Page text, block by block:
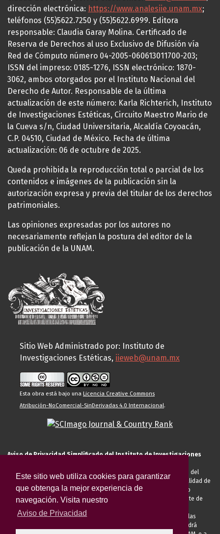
Este sitio web utiliza cookies para garantizar
que obtenga la mejor experiencia de
navegación. Visita nuestro
Aviso de Privacidad
dirección electrónica: https://www.analesiie.unam.mx;
teléfonos (55)5622.7250 y (55)5622.6999. Editora
responsable: Claudia Garay Molina. Certificado de
Reserva de Derechos al uso Exclusivo de Difusión vía
Red de Cómputo número 04-2005-060613011700-203;
ISSN del impreso: 0185-1276, ISSN electrónico: 1870-
3062, ambos otorgados por el Instituto Nacional del
Derecho de Autor. Responsable de la última
actualización de este número: Karla Richterich, Instituto
de Investigaciones Estéticas, Circuito Maestro Mario de
la Cueva s/n, Ciudad Universitaria, Alcaldía Coyoacán,
C.P. 04510, Ciudad de México. Fecha de última
actualización: 06 de octubre de 2025.
Queda prohibida la reproducción total o parcial de los
contenidos e imágenes de la publicación sin la
autorización expresa y previa del titular de los derechos
patrimoniales.
Las opiniones expresadas por los autores no
necesariamente reflejan la postura del editor de la
publicación de la UNAM.
Sitio Web Administrado por: Instituto de
Investigaciones Estéticas, iieweb@unam.mx
Esta obra está bajo una Licencia Creative Commons
Atribución-NoComercial-SinDerivadas 4.0 Internacional.
Aviso de Privacidad Simplificado del Instituto de Investigaciones
El Instituto de Investigaciones Estéticas de la UNAM, es responsable del
tratamiento de sus datos personales para el registro de usted en calidad de
alumno, docente, personal de la entidad académica, conferencista o
invitado externo (nacional o extranjero), visitante, proveedor o cliente de
anteriormente descritas u otras aquellas exigidas legalmente o por las
autoridades competentes podrá transferir sus datos personales. Podrá